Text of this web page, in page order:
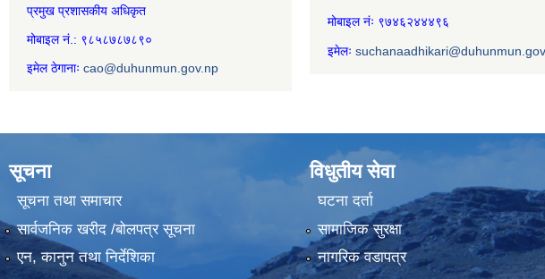
प्रमुख प्रशासकीय अधिकृत
मोबाइल नं.: ९८५८७८७८९०
इमेल ठेगानाः cao@duhunmun.gov.np
मोबाइल नंः ९७४६२४४४९६
इमेलः
सूचना
सूचना तथा समाचार
सार्वजनिक खरीद /बोलपत्र सूचना
एन, कानुन तथा निर्देशिका
विधुतीय सेवा
घटना दर्ता
सामाजिक सुरक्षा
नागरिक वडापत्र